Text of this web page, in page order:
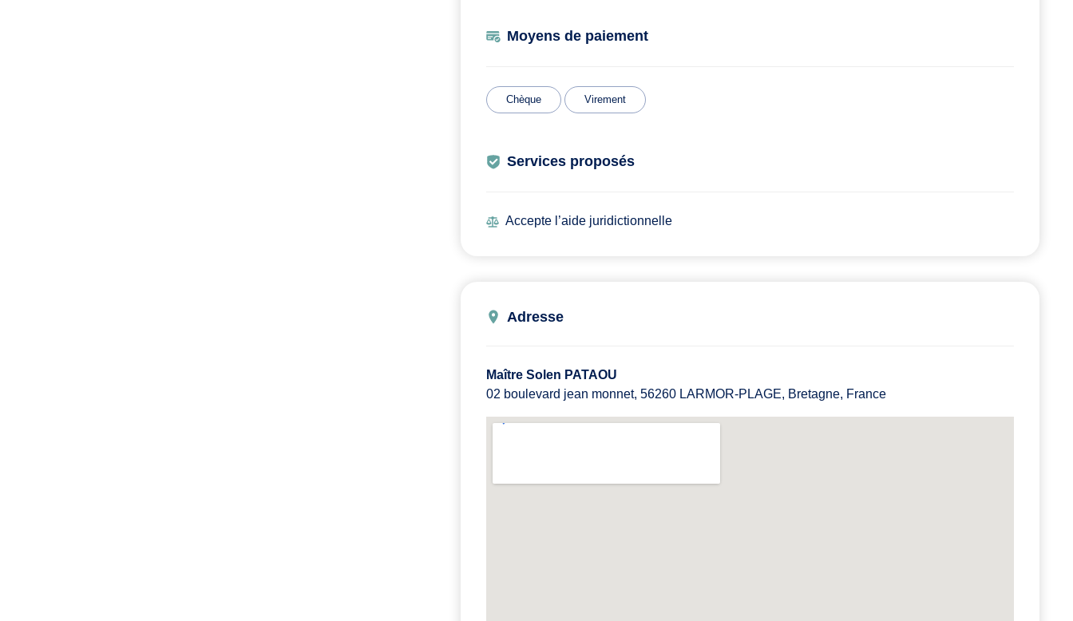
Moyens de paiement
Chèque Virement
Services proposés
Accepte l’aide juridictionnelle
Adresse
Maître Solen PATAOU
02 boulevard jean monnet, 56260 LARMOR-PLAGE, Bretagne, France